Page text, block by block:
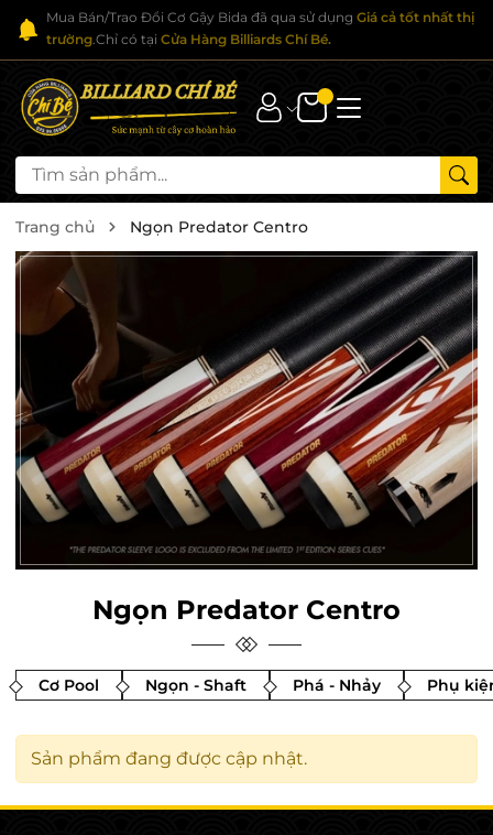
Mua Bán/Trao Đổi Cơ Gậy Bida đã qua sử dụng Giá cả tốt nhất thị
trường.Chỉ có tại Cửa Hàng Billiards Chí Bé.
Trang chủ Ngọn Predator Centro
Ngọn Predator Centro
Cơ Pool Ngọn - Shaft Phá - Nhảy Phụ
Sản phẩm đang được cập nhật.